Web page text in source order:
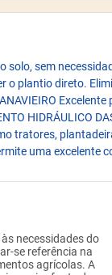
solo, sem
o plantio direto.
Excelente
HIDRÁULICO
tratores,
uma excelente
do link:
multilaminas-
necessidades do
se referência na
agrícolas. A